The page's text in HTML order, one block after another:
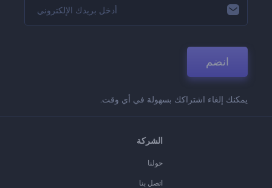
انضم
يمكنك إلغاء اشتراكك بسهولة في أي وقت.
الشركة
حولنا
اتصل بنا